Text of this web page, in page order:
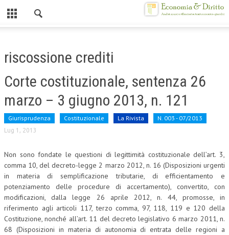
CHI SIAMO
MISSION
CONTATTI
CENTRO STUDI
ORGANIZZAZIONE
OBIETTIVI
DIREZIONE SCIENTIFICA
ALTA FORMAZIONE
riscossione crediti
Corte costituzionale, sentenza 26
marzo – 3 giugno 2013, n. 121
Giurisprudenza Costituzionale La Rivista N. 003 - 07/2013
Lug 1, 2013
Non sono fondate le questioni di legittimità costituzionale dell’art. 3,
comma 10, del decreto-legge 2 marzo 2012, n. 16 (Disposizioni urgenti
in materia di semplificazione tributarie, di efficientamento e
potenziamento delle procedure di accertamento), convertito, con
modificazioni, dalla legge 26 aprile 2012, n. 44, promosse, in
riferimento agli articoli 117, terzo comma, 97, 118, 119 e 120 della
Costituzione, nonché all’art. 11 del decreto legislativo 6 marzo 2011, n.
68 (Disposizioni in materia di autonomia di entrata delle regioni a